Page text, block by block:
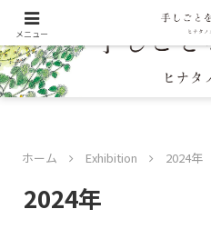
ホーム Exhibition 2024年
2024年
メニュー